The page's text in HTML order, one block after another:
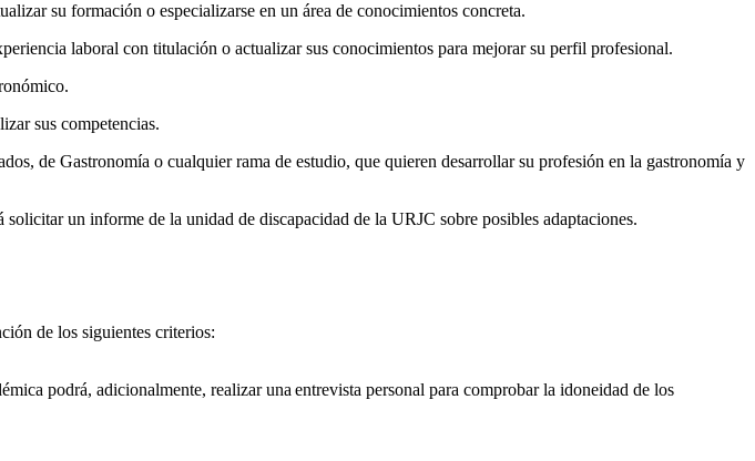
su formación o especializarse en un área de conocimientos concreta.
laboral con titulación o actualizar sus conocimientos para mejorar su perfil profesional.
sus competencias.
Gastronomía o cualquier rama de estudio, que quieren desarrollar su profesión en la gastronomía y
un informe de la unidad de discapacidad de la URJC sobre posibles adaptaciones.
de los siguientes criterios:
podrá, adicionalmente, realizar una entrevista personal para comprobar la idoneidad de los